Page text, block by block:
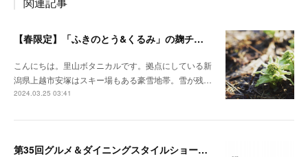
【春限定】「ふきのとう&くるみ」の麹チーズケーキが始まりました。
こんにちは。里山ボタニカルです。拠点にしている新
潟県上越市安塚はスキー場もある豪雪地帯。雪が残…
2024.03.25 03:41
第35回グルメ＆ダイニングスタイルショー春2024 に出展いたします